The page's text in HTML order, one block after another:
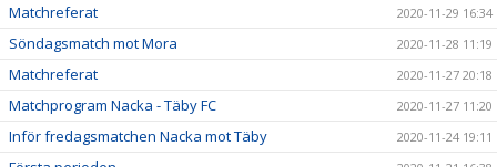
Matchreferat 2020-11-29 16:34
Söndagsmatch mot Mora 2020-11-28 11:19
Matchreferat 2020-11-27 20:18
Matchprogram Nacka - Täby FC 2020-11-27 11:20
Inför fredagsmatchen Nacka mot Täby 2020-11-24 19:11